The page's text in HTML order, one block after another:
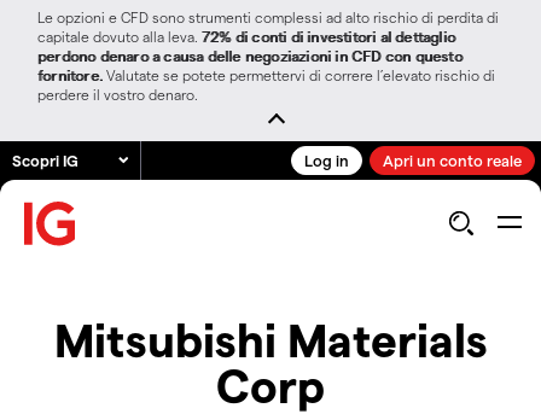
Le opzioni e CFD sono strumenti complessi ad alto rischio di perdita di
capitale dovuto alla leva. 72% di conti di investitori al dettaglio
perdono denaro a causa delle negoziazioni in CFD con questo
fornitore. Valutate se potete permettervi di correre l’elevato rischio di
perdere il vostro denaro.
Scopri IG Log in Apri un conto reale
Mitsubishi Materials
Corp